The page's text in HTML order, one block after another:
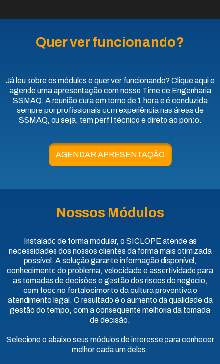
Quer ver funcionando?
Já leu sobre os módulos e quer ver funcionando? Clique aqui e
agende uma apresentação com nosso Time de Engenharia
SSMAQ. A reunião dura em torno de 1 hora e é conduzida
sempre por profissionais com experiência nas áreas de
SSMAQ, ou seja, tem perfil técnico e direto ao ponto.
AGENDAR APRESENTAÇÃO
Nossos Módulos
Instalado de forma modular, o SICLOPE atende as
necessidades dos nossos clientes da forma mais otimizada
possível. A solução garante informação disponível,
conhecimento do problema, velocidade e assertividade para
as tomadas de decisões e gestão dos riscos do negócio,
com foco no fortalecimento da cultura preventiva e
atendimento legal. O resultado é o aumento da qualidade da
gestão do tempo, com a consequente melhoria da tomada
de decisão.
Selecione o abaixo seus módulos de interesse para conhecer
melhor cada um deles.